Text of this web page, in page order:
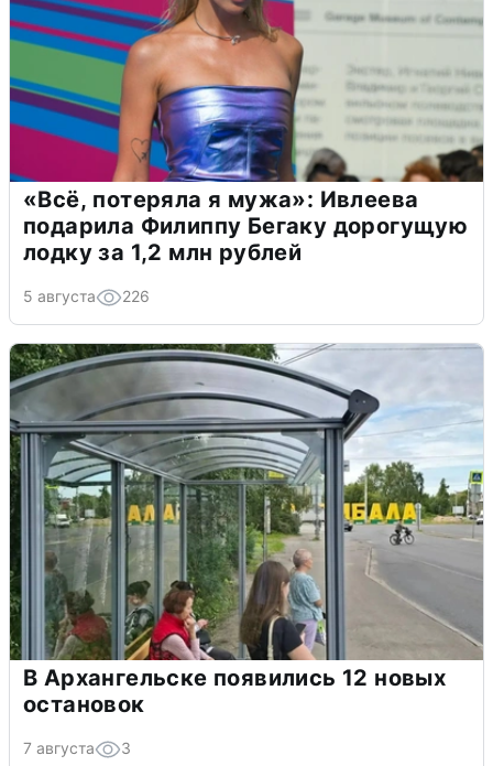
«Всё, потеряла я мужа»: Ивлеева
подарила Филиппу Бегаку дорогущую
лодку за 1,2 млн рублей
5 августа 226
В Архангельске появились 12 новых
остановок
7 августа 3